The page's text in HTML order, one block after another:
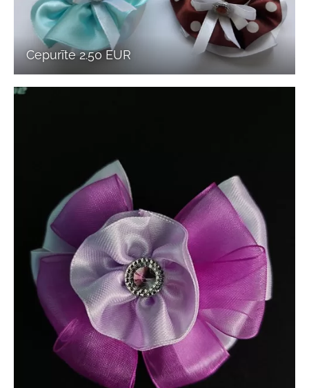
Cepurīte 2.50 EUR